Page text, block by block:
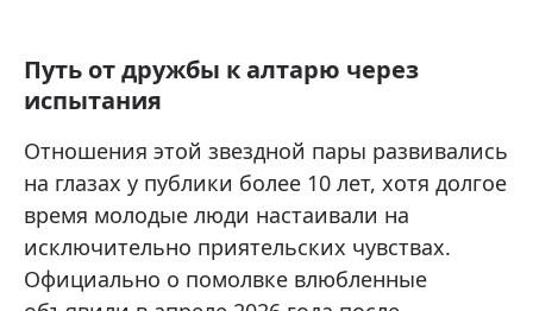
Путь от дружбы к алтарю через
испытания
Отношения этой звездной пары развивались
на глазах у публики более 10 лет, хотя долгое
время молодые люди настаивали на
исключительно приятельских чувствах.
Официально о помолвке влюбленные